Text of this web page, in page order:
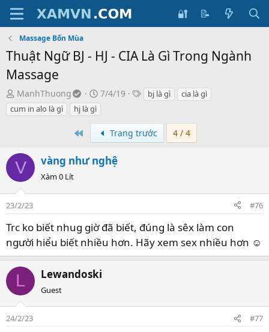
🔐 📝
Massage Bốn Mùa
Thuật Ngữ BJ - HJ - CIA Là Gì Trong Ngành
Massage
T
ạ
o
i
ManhThuong
S
t
r
t
d
a
e
7/4/19
T
m
ô
bj là gì
cia là gì
cum in alo là gì
hj là gì
Trang trước 4 / 4
V vàng như nghệ
Xàm 0 Lít
23/2/23 #76
Trc ko biết nhug giờ đã biết, đúng là sêx làm con
người hiểu biết nhiều hơn. Hãy xem sex nhiều hơn ☺️
L Lewandoski
Guest
24/2/23 #77